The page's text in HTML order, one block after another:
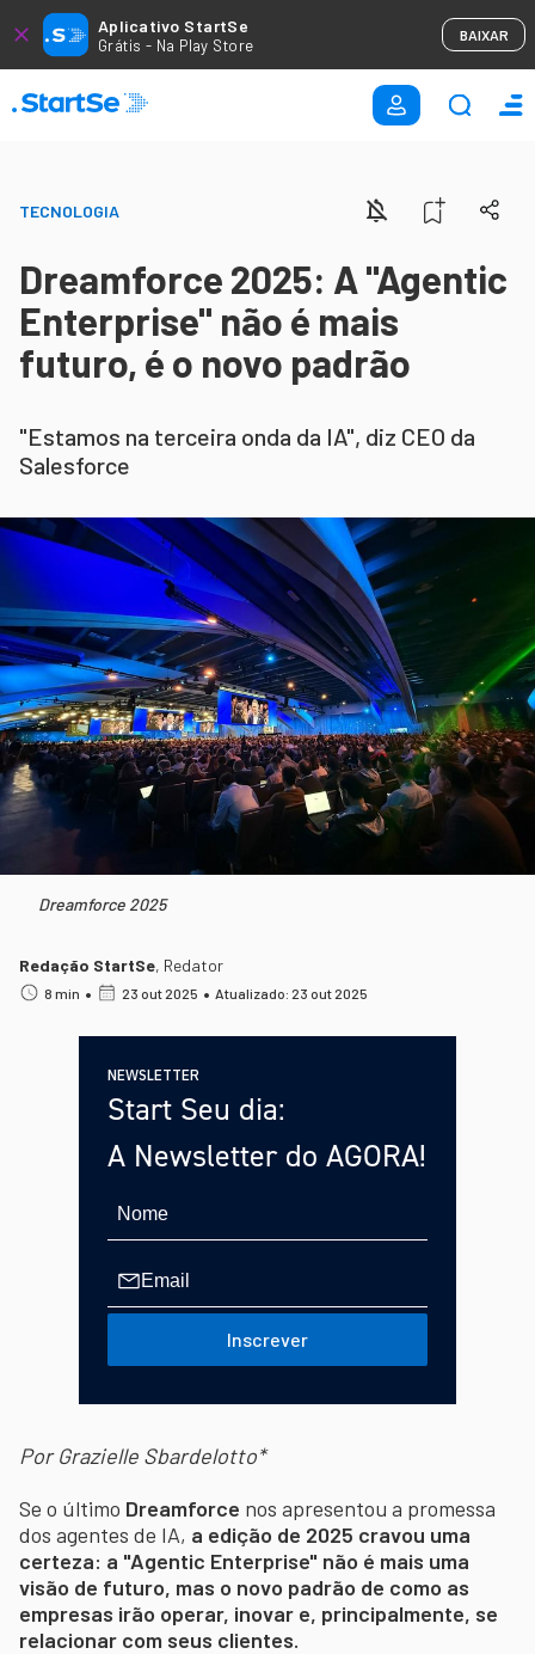
Aplicativo StartSe
Grátis - Na Play Store
BAIXAR
TECNOLOGIA
Dreamforce 2025: A "Agentic
Enterprise" não é mais
futuro, é o novo padrão
"Estamos na terceira onda da IA", diz CEO da
Salesforce
Dreamforce 2025
Redação StartSe, Redator
8 min • 23 out 2025 • Atualizado: 23 out 2025
NEWSLETTER
Start Seu dia:
A Newsletter do AGORA!
Inscrever
Por Grazielle Sbardelotto*
Se o último Dreamforce nos apresentou a promessa
dos agentes de IA, a edição de 2025 cravou uma
certeza: a "Agentic Enterprise" não é mais uma
visão de futuro, mas o novo padrão de como as
empresas irão operar, inovar e, principalmente, se
relacionar com seus clientes.